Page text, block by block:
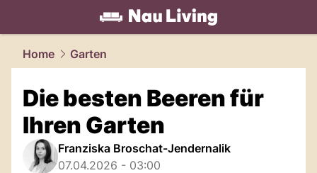
living.NAU.ch
Home Garten
Die besten Beeren für
Ihren Garten
Franziska Broschat-Jendernalik
07.04.2026 - 03:00